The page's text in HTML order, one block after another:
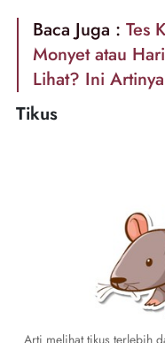
Baca Juga : Tes
Monyet atau
Lihat? Ini
Tikus